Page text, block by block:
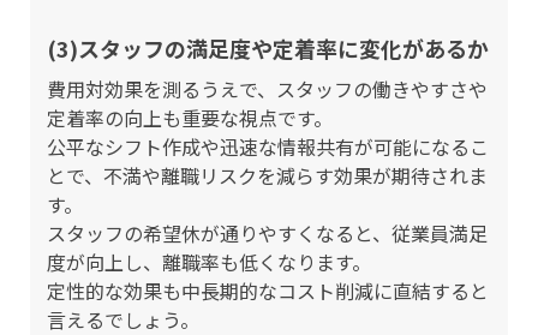
(3)スタッフの満足度や定着率に変化があるか
費用対効果を測るうえで、スタッフの働きやすさや
定着率の向上も重要な視点です。
公平なシフト作成や迅速な情報共有が可能になるこ
とで、不満や離職リスクを減らす効果が期待されま
す。
スタッフの希望休が通りやすくなると、従業員満足
度が向上し、離職率も低くなります。
定性的な効果も中長期的なコスト削減に直結すると
言えるでしょう。